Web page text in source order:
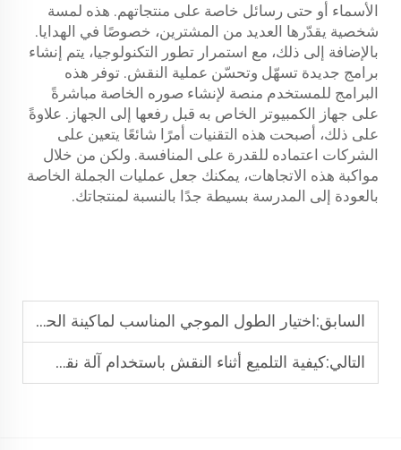
الأسماء أو حتى رسائل خاصة على منتجاتهم. هذه لمسة
شخصية يقدّرها العديد من المشترين، خصوصًا في الهدايا.
بالإضافة إلى ذلك، مع استمرار تطور التكنولوجيا، يتم إنشاء
برامج جديدة تسهّل وتحسّن عملية النقش. توفر هذه
البرامج للمستخدم منصة لإنشاء صوره الخاصة مباشرةً
على جهاز الكمبيوتر الخاص به قبل رفعها إلى الجهاز. علاوةً
على ذلك، أصبحت هذه التقنيات أمرًا شائعًا يتعين على
الشركات اعتماده للقدرة على المنافسة. ولكن من خلال
مواكبة هذه الاتجاهات، يمكنك جعل عمليات الجملة الخاصة
بالعودة إلى المدرسة بسيطة جدًا بالنسبة لمنتجاتك.
السابق:اختيار الطول الموجي المناسب لماكينة الحفر بالليزر للبلاستيك
التالي:كيفية التلميع أثناء النقش باستخدام آلة نقش ليزر الأكريليك